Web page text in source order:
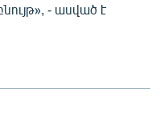
- ասված է